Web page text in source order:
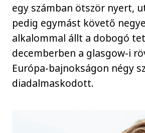
egy számban ötször nyert,
pedig egymást követő
alkalommal állt a dobogó
decemberben a glasgow-i
Európa-bajnokságon négy
diadalmaskodott.